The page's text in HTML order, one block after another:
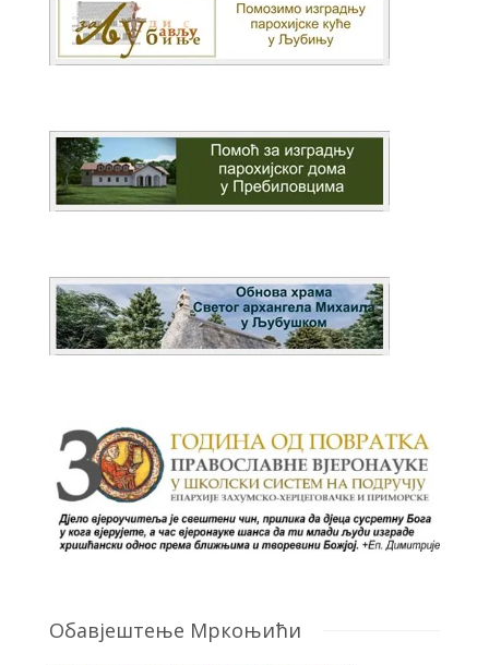
Обавјештење Мркоњићи